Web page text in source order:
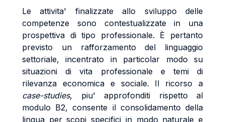
Le attivita' finalizzate allo sviluppo delle
competenze sono contestualizzate in una
prospettiva di tipo professionale. È pertanto
previsto un rafforzamento del linguaggio
settoriale, incentrato in particolar modo su
situazioni di vita professionale e temi di
rilevanza economica e sociale. Il ricorso a
case-studies, piu' approfonditi rispetto al
modulo B2, consente il consolidamento della
lingua per scopi specifici in modo naturale e